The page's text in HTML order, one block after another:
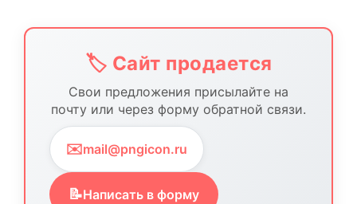
🏷️ Сайт продается
Свои предложения присылайте на
почту или через форму обратной связи.
✉️mail@pngicon.ru
📝Написать в форму